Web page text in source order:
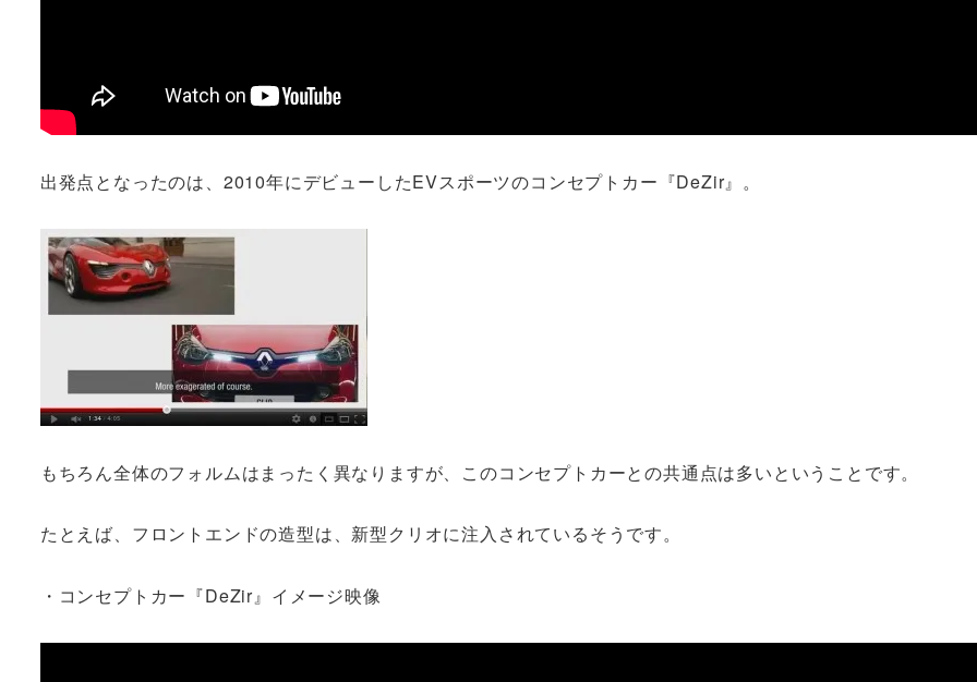
出発点となったのは、2010年にデビューしたEVスポーツのコンセプトカー『DeZir』。
もちろん全体のフォルムはまったく異なりますが、このコンセプトカーとの共通点は多いということです。
たとえば、フロントエンドの造型は、新型クリオに注入されているそうです。
・コンセプトカー『DeZir』イメージ映像